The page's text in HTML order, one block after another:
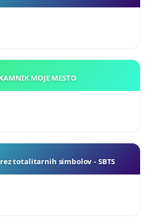
KAMNIK MOJE MESTO
totalitarnih simbolov - SBTS